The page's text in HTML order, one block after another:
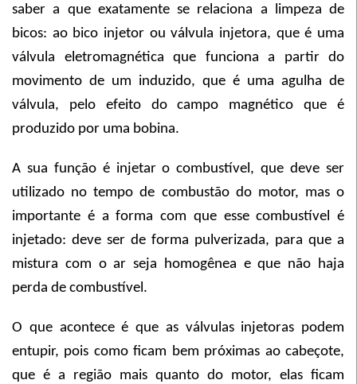
saber a que exatamente se relaciona a limpeza de
bicos: ao bico injetor ou válvula injetora, que é uma
válvula eletromagnética que funciona a partir do
movimento de um induzido, que é uma agulha de
válvula, pelo efeito do campo magnético que é
produzido por uma bobina.
A sua função é injetar o combustível, que deve ser
utilizado no tempo de combustão do motor, mas o
importante é a forma com que esse combustível é
injetado: deve ser de forma pulverizada, para que a
mistura com o ar seja homogênea e que não haja
perda de combustível.
O que acontece é que as válvulas injetoras podem
entupir, pois como ficam bem próximas ao cabeçote,
que é a região mais quanto do motor, elas ficam